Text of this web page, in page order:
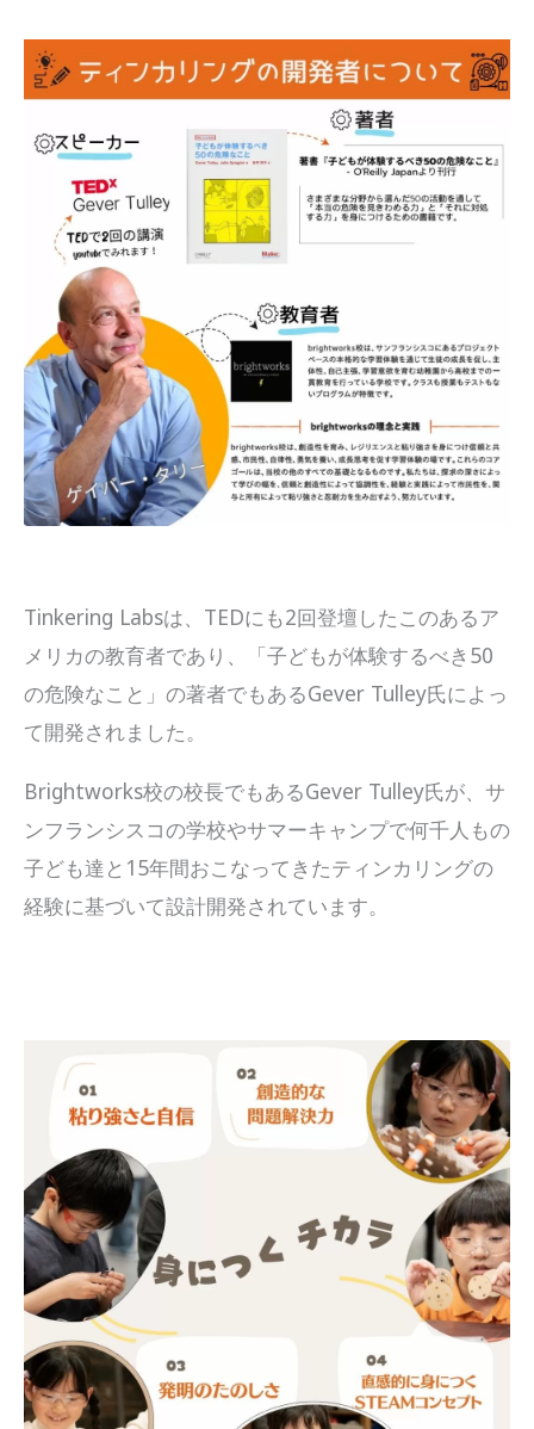
Tinkering Labsは、TEDにも2回登壇したこのあるア
メリカの教育者であり、「子どもが体験するべき50
の危険なこと」の著者でもあるGever Tulley氏によっ
て開発されました。
Brightworks校の校長でもあるGever Tulley氏が、サ
ンフランシスコの学校やサマーキャンプで何千人もの
子ども達と15年間おこなってきたティンカリングの
経験に基づいて設計開発されています。